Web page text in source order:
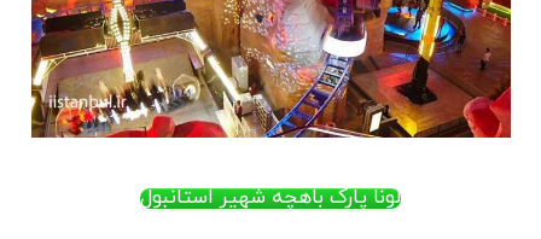
لونا پارک باهچه شهیر استانبول